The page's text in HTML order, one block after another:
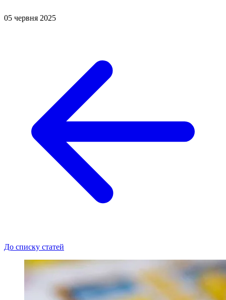
05 червня 2025
До списку статей